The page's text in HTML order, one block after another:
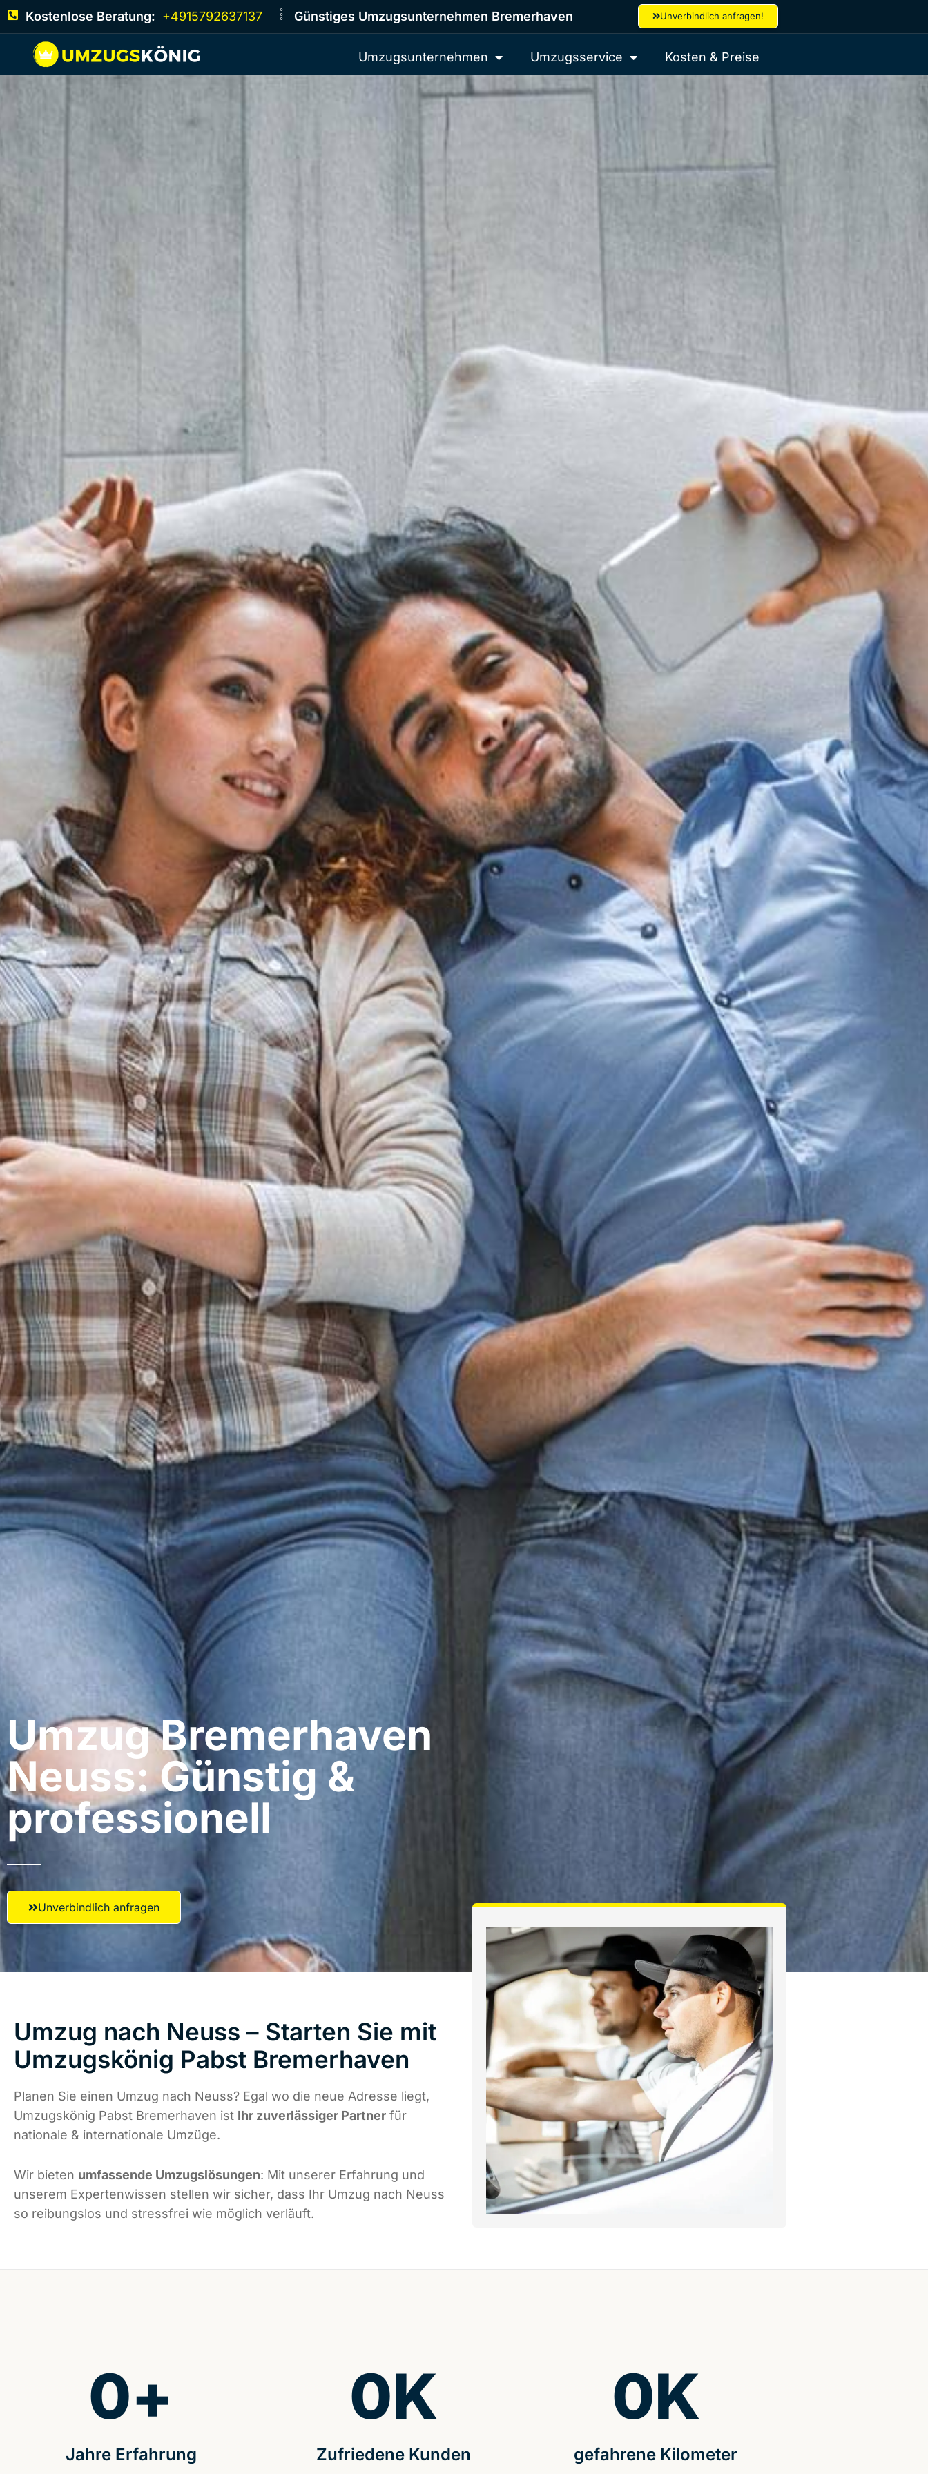
Kostenlose Beratung: +4915792637137 Günstiges Umzugsunternehmen Bremerhaven Unverbindlich anfragen!
Umzugsunternehmen Umzugsservice Kosten & Preise
Umzug Bremerhaven​
Neuss: Günstig &
professionell​
Unverbindlich anfragen
Umzug nach Neuss – Starten Sie mit
Umzugskönig Pabst Bremerhaven
Planen Sie einen Umzug nach Neuss? Egal wo die neue Adresse liegt,
Umzugskönig Pabst Bremerhaven ist Ihr zuverlässiger Partner für
nationale & internationale Umzüge.
Wir bieten umfassende Umzugslösungen: Mit unserer Erfahrung und
unserem Expertenwissen stellen wir sicher, dass Ihr Umzug nach Neuss
so reibungslos und stressfrei wie möglich verläuft.
Jahre Erfahrung
0+
Zufriedene Kunden
0K
gefahrene Kilometer
0K